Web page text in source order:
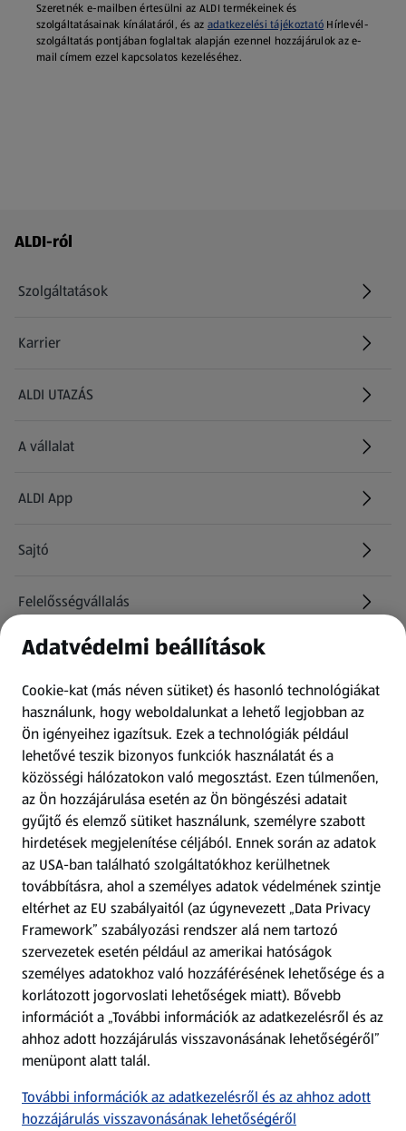
Szeretnék e-mailben értesülni az ALDI termékeinek és
szolgáltatásainak kínálatáról, és az adatkezelési tájékoztató Hírlevél-
szolgáltatás pontjában foglaltak alapján ezennel hozzájárulok az e-
mail címem ezzel kapcsolatos kezeléséhez.
Láblécmenü - további linkek
ALDI-ról
Szolgáltatások
Karrier
(új oldalon nyílik meg)
ALDI UTAZÁS
(új oldalon nyílik meg)
A vállalat
ALDI App
Sajtó
Felelősségvállalás
Információk
Kérdőív
Fizetési lehetőségek
ALDI utalványok
Árcsökkentés
Adattörlő alkalmazás
Szervizpont
(új oldalon nyílik meg)
Fedezz fel minket az interneten!
Töltsd le az ALDI Magyarország applikációt!
Adatvédelmi beállítások
Cookie-kat (más néven sütiket) és hasonló technológiákat
használunk, hogy weboldalunkat a lehető legjobban az
Ön igényeihez igazítsuk. Ezek a technológiák például
lehetővé teszik bizonyos funkciók használatát és a
közösségi hálózatokon való megosztást. Ezen túlmenően,
az Ön hozzájárulása esetén az Ön böngészési adatait
gyűjtő és elemző sütiket használunk, személyre szabott
hirdetések megjelenítése céljából. Ennek során az adatok
az USA-ban található szolgáltatókhoz kerülhetnek
továbbításra, ahol a személyes adatok védelmének szintje
eltérhet az EU szabályaitól (az úgynevezett „Data Privacy
Framework” szabályozási rendszer alá nem tartozó
szervezetek esetén például az amerikai hatóságok
személyes adatokhoz való hozzáférésének lehetősége és a
korlátozott jogorvoslati lehetőségek miatt). Bővebb
információt a „További információk az adatkezelésről és az
ahhoz adott hozzájárulás visszavonásának lehetőségéről”
menüpont alatt talál.
További információk az adatkezelésről és az ahhoz adott
hozzájárulás visszavonásának lehetőségéről